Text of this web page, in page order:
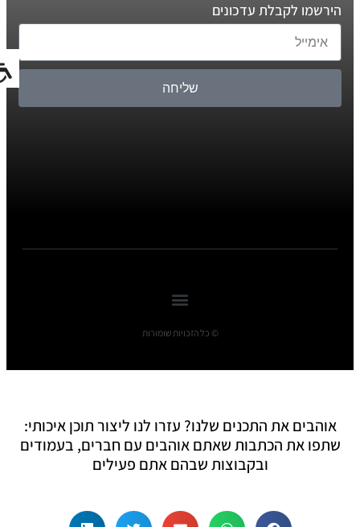
הירשמו לקבלת עדכונים
שליחה
© כל הזכויות שומורות
אוהבים את התכנים שלנו? עזרו לנו ליצור תוכן איכותי:
שתפו את הכתבות שאתם אוהבים עם חברים, בעמודים
ובקבוצות שבהם אתם פעילים